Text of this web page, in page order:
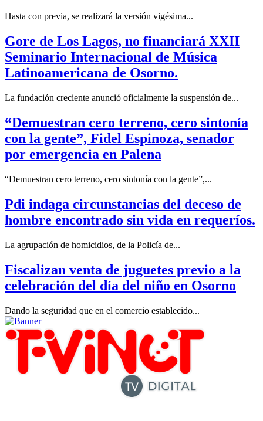
Hasta con previa, se realizará la versión vigésima...
Gore de Los Lagos, no financiará XXII
Seminario Internacional de Música
Latinoamericana de Osorno.
La fundación creciente anunció oficialmente la suspensión de...
“Demuestran cero terreno, cero sintonía
con la gente”, Fidel Espinoza, senador
por emergencia en Palena
“Demuestran cero terreno, cero sintonía con la gente”,...
Pdi indaga circunstancias del deceso de
hombre encontrado sin vida en requeríos.
La agrupación de homicidios, de la Policía de...
Fiscalizan venta de juguetes previo a la
celebración del día del niño en Osorno
Dando la seguridad que en el comercio establecido...